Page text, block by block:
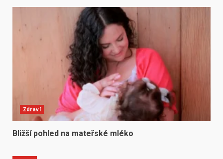
Zdraví
Bližší pohled na mateřské mléko